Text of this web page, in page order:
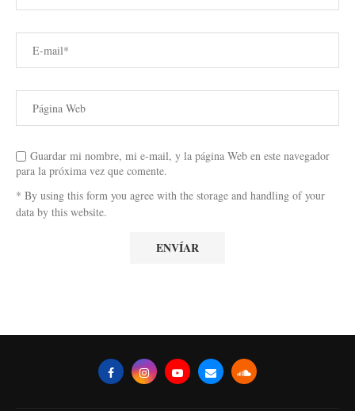
Guardar mi nombre, mi e-mail, y la página Web en este navegador
para la próxima vez que comente.
* By using this form you agree with the storage and handling of your
data by this website.